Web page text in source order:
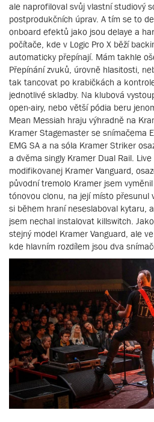
ale naprofiloval svůj vlastní studiový
postprodukčních úprav. A tím se to
onboard efektů jako jsou delaye a
počítače, kde v Logic Pro X běží
automaticky přepínají. Mám takhle
Přepínání zvuků, úrovně hlasitosti,
tak tancovat po krabičkách a
jednotlivé skladby. Na klubová
open-airy, nebo větší pódia beru
Mean Messiah hraju výhradně na
Kramer Stagemaster se snímačema
EMG SA a na sóla Kramer Striker
a dvěma singly Kramer Dual Rail.
modifikovanej Kramer Vanguard,
původní tremolo Kramer jsem
tónovou clonu, na její místo přesunul
si během hraní neseslaboval kytaru,
jsem nechal instalovat killswitch.
stejný model Kramer Vanguard, ale
kde hlavním rozdílem jsou dva